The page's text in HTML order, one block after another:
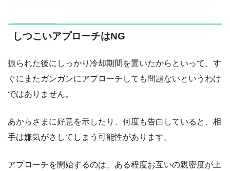
しつこいアプローチはNG
振られた後にしっかり冷却期間を置いたからといって、す
ぐにまたガンガンにアプローチしても問題ないというわけ
ではありません。
あからさまに好意を示したり、何度も告白していると、相
手は嫌気がさしてしまう可能性があります。
アプローチを開始するのは、ある程度お互いの親密度が上